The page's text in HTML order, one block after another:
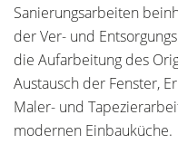
Sanierungsarbeiten
der Ver- und
die Aufarbeitung des
Austausch der Fenster,
Maler- und
modernen Einbauküche.